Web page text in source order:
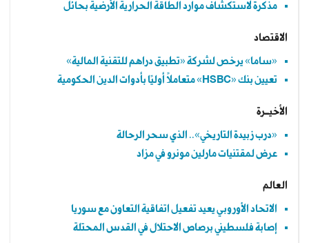
مذكرة لاستكشاف موارد الطاقة الحرارية الأرضية بحائل
الاقتصاد
«ساما» يرخص لشركة «تطبيق دراهم للتقنية المالية»
تعيين بنك «HSBC» متعاملًا أوليًا بأدوات الدين الحكومية
الأخيــرة
«درب زبيدة التاريخي».. الذي سحر الرحالة
عرض لمقتنيات مارلين مونرو في مزاد
العالم
الاتحاد الأوروبي يعيد تفعيل اتفاقية التعاون مع سوريا
إصابة فلسطيني برصاص الاحتلال في القدس المحتلة